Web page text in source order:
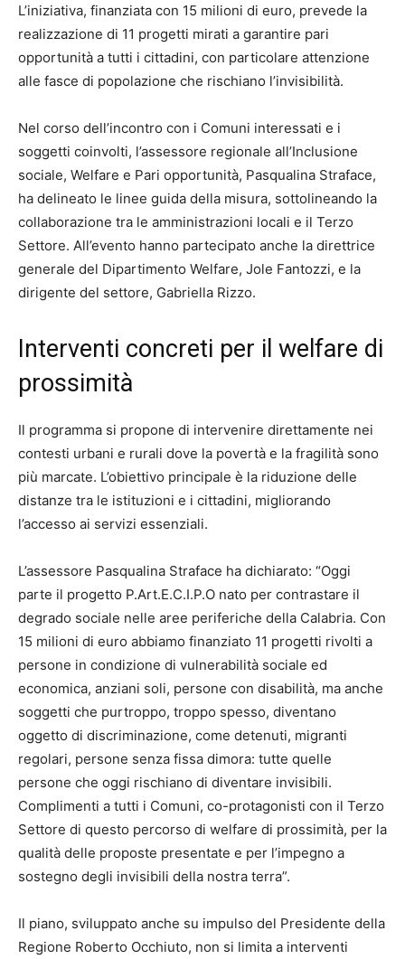
L’iniziativa, finanziata con 15 milioni di euro, prevede la
realizzazione di 11 progetti mirati a garantire pari
opportunità a tutti i cittadini, con particolare attenzione
alle fasce di popolazione che rischiano l’invisibilità.
Nel corso dell’incontro con i Comuni interessati e i
soggetti coinvolti, l’assessore regionale all’Inclusione
sociale, Welfare e Pari opportunità, Pasqualina Straface,
ha delineato le linee guida della misura, sottolineando la
collaborazione tra le amministrazioni locali e il Terzo
Settore. All’evento hanno partecipato anche la direttrice
generale del Dipartimento Welfare, Jole Fantozzi, e la
dirigente del settore, Gabriella Rizzo.
Interventi concreti per il welfare di
prossimità
Il programma si propone di intervenire direttamente nei
contesti urbani e rurali dove la povertà e la fragilità sono
più marcate. L’obiettivo principale è la riduzione delle
distanze tra le istituzioni e i cittadini, migliorando
l’accesso ai servizi essenziali.
L’assessore Pasqualina Straface ha dichiarato: “Oggi
parte il progetto P.Art.E.C.I.P.O nato per contrastare il
degrado sociale nelle aree periferiche della Calabria. Con
15 milioni di euro abbiamo finanziato 11 progetti rivolti a
persone in condizione di vulnerabilità sociale ed
economica, anziani soli, persone con disabilità, ma anche
soggetti che purtroppo, troppo spesso, diventano
oggetto di discriminazione, come detenuti, migranti
regolari, persone senza fissa dimora: tutte quelle
persone che oggi rischiano di diventare invisibili.
Complimenti a tutti i Comuni, co-protagonisti con il Terzo
Settore di questo percorso di welfare di prossimità, per la
qualità delle proposte presentate e per l’impegno a
sostegno degli invisibili della nostra terra”.
Il piano, sviluppato anche su impulso del Presidente della
Regione Roberto Occhiuto, non si limita a interventi